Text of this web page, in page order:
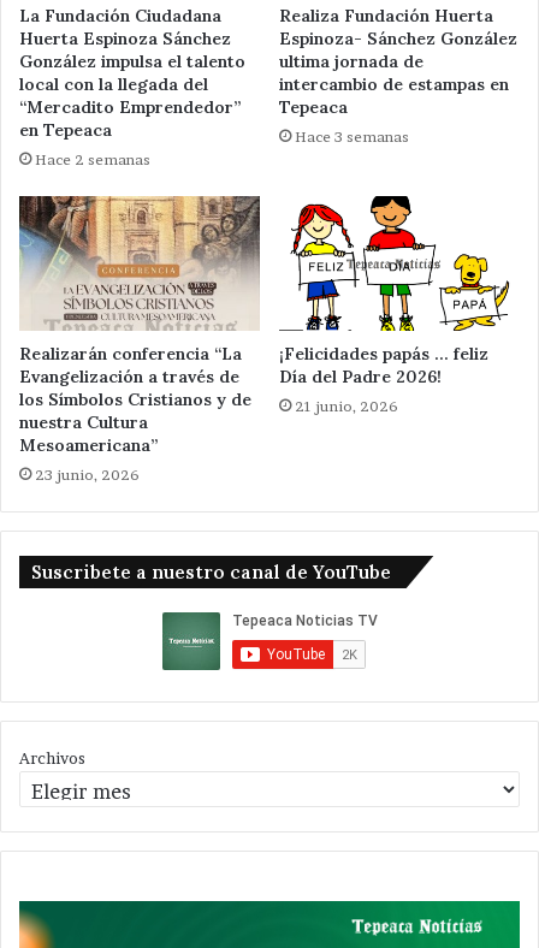
La Fundación Ciudadana
Huerta Espinoza Sánchez
González impulsa el talento
local con la llegada del
“Mercadito Emprendedor”
en Tepeaca
Hace 2 semanas
Realiza Fundación Huerta
Espinoza- Sánchez González
ultima jornada de
intercambio de estampas en
Tepeaca
Hace 3 semanas
Realizarán conferencia “La
Evangelización a través de
los Símbolos Cristianos y de
nuestra Cultura
Mesoamericana”
23 junio, 2026
¡Felicidades papás … feliz
Día del Padre 2026!
21 junio, 2026
Suscribete a nuestro canal de YouTube
Archivos